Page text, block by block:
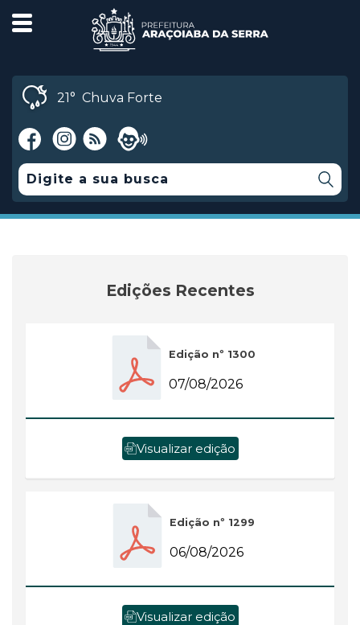
21° Chuva Forte
Edições Recentes
Edição nº 1300
07/08/2026
Visualizar edição
Edição nº 1299
06/08/2026
Visualizar edição